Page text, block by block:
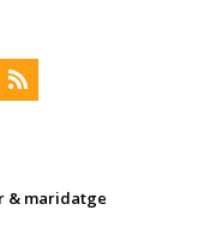
& maridatge